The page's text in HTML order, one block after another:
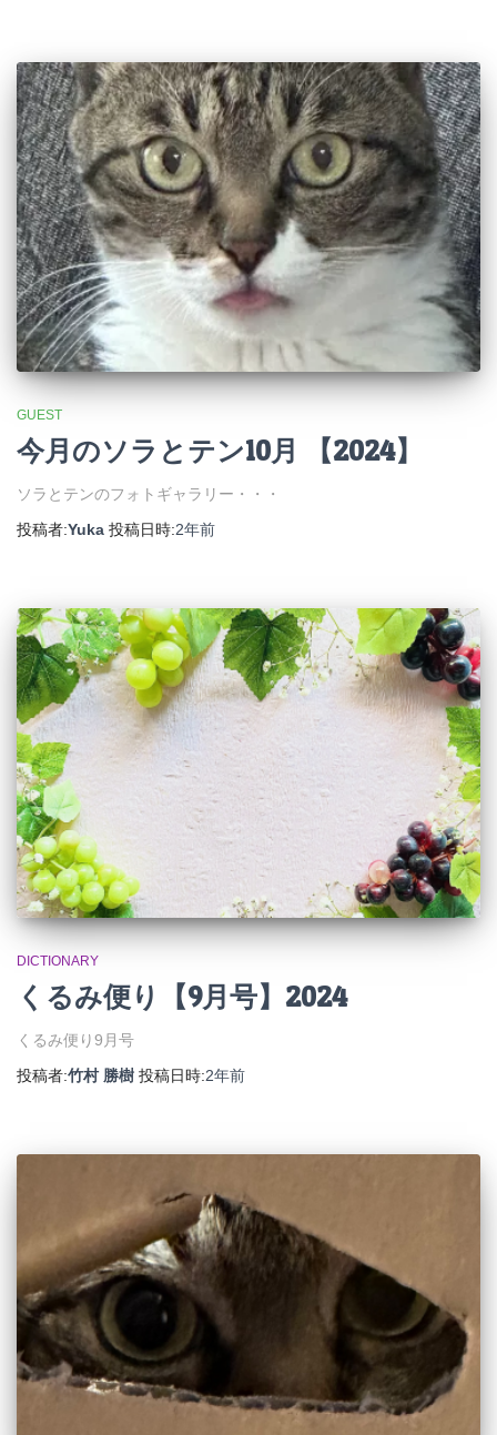
GUEST
今月のソラとテン10月 【2024】
ソラとテンのフォトギャラリー・・・
投稿者:Yuka 投稿日時:2年前
DICTIONARY
くるみ便り【9月号】2024
くるみ便り9月号
投稿者:竹村 勝樹 投稿日時:2年前